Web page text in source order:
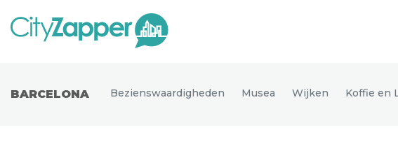
Nederland
BARCELONA Bezienswaardigheden Musea Wijken Koffie en